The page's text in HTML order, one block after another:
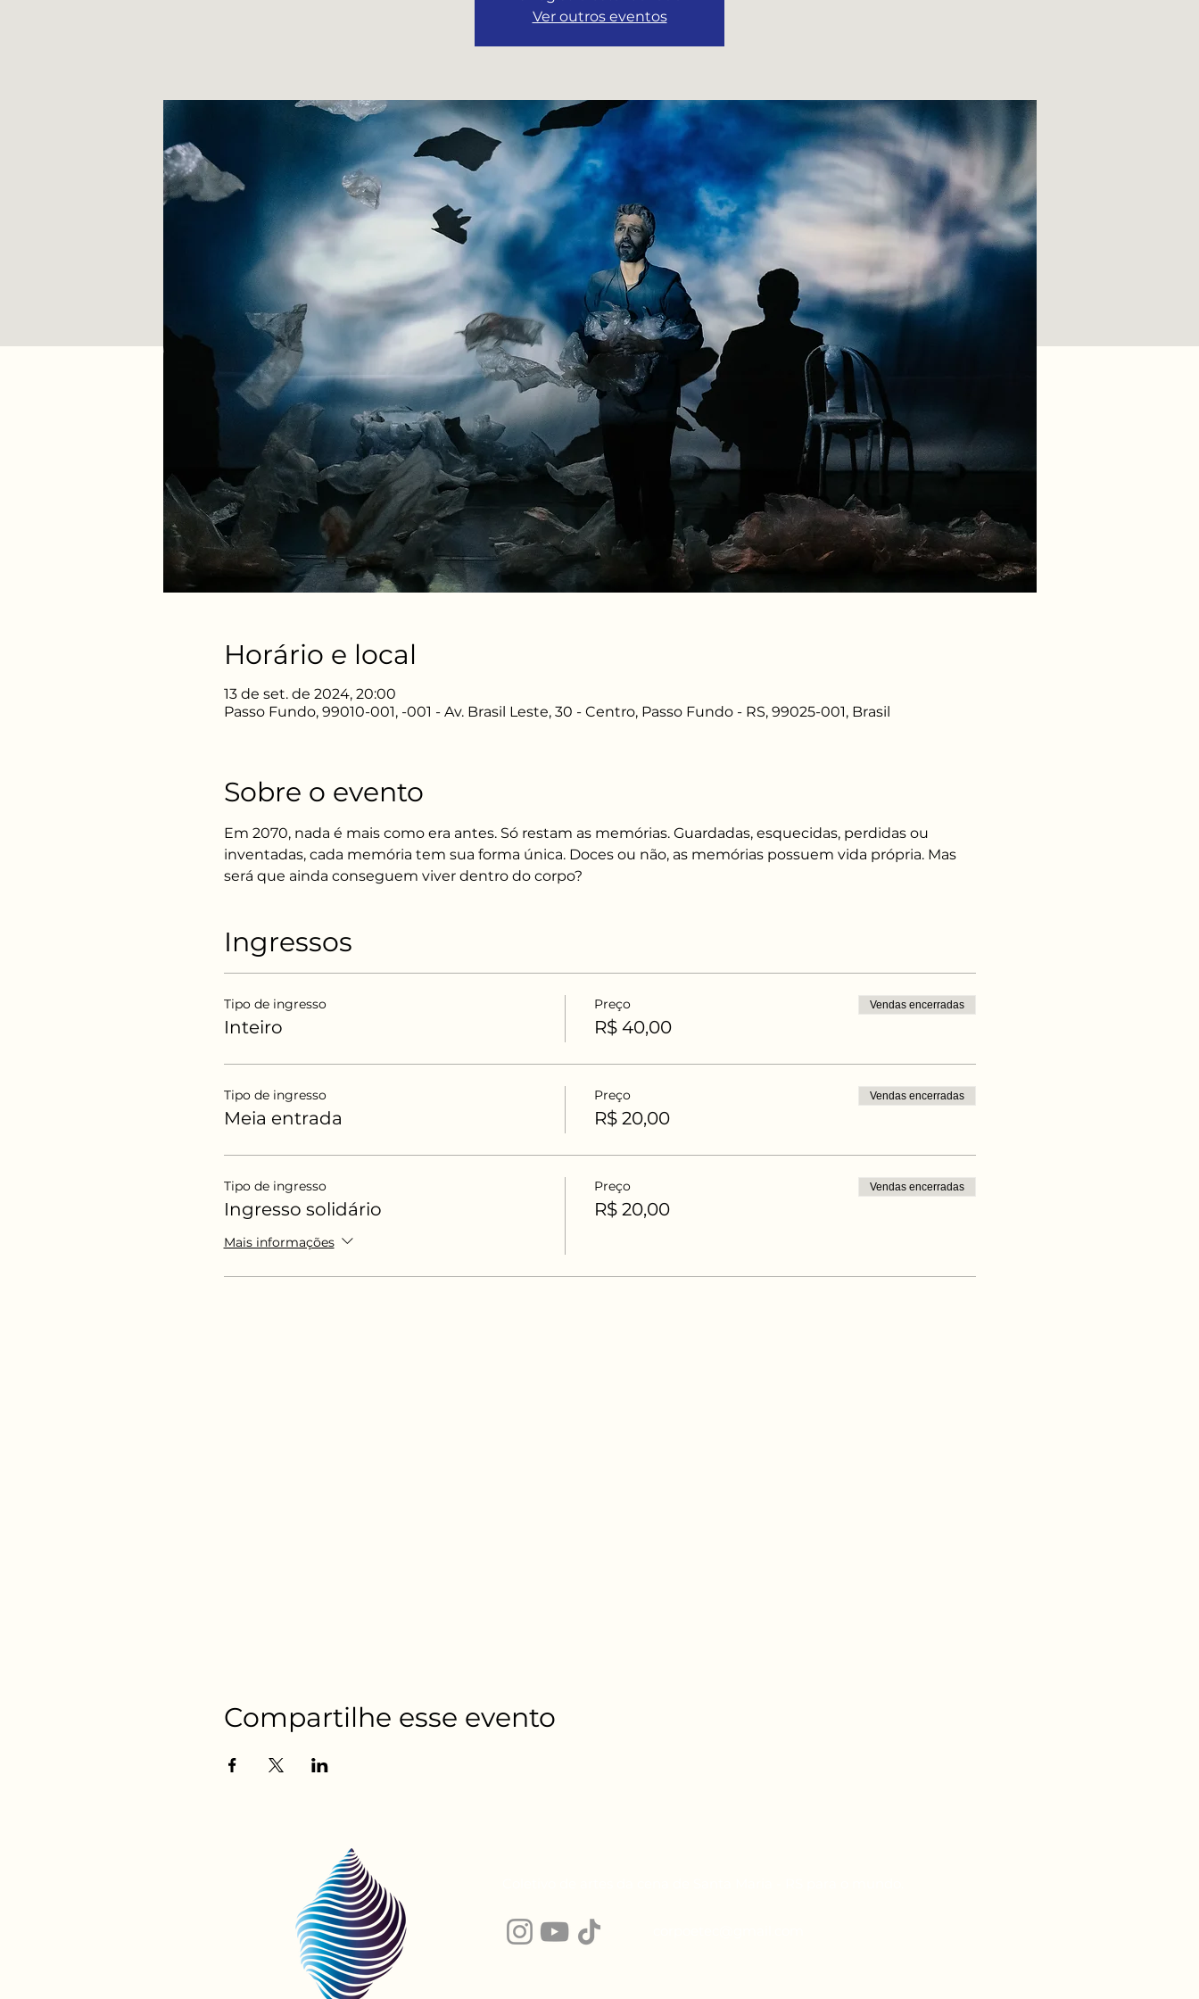
Ver outros eventos
Horário e local
13 de set. de 2024, 20:00
Passo Fundo, 99010-001, -001 - Av. Brasil Leste, 30 - Centro, Passo Fundo - RS, 99025-001, Brasil
Sobre o evento
Em 2070, nada é mais como era antes. Só restam as memórias. Guardadas, esquecidas, perdidas ou
inventadas, cada memória tem sua forma única. Doces ou não, as memórias possuem vida própria. Mas
será que ainda conseguem viver dentro do corpo?
Ingressos
Tipo de ingresso
Inteiro
Preço
R$ 40,00
Vendas encerradas
Tipo de ingresso
Meia entrada
Preço
R$ 20,00
Vendas encerradas
Tipo de ingresso
Ingresso solidário
Mais informações
Preço
R$ 20,00
Vendas encerradas
Compartilhe esse evento